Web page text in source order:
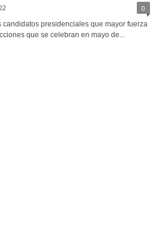
0
presidenciales que mayor fuerza
que se celebran en mayo de...